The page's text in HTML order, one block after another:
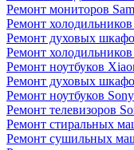
Ремонт мониторов
Ремонт
Ремонт духовых
Ремонт
Ремонт ноутбуков
Ремонт духовых
Ремонт ноутбуков Sony
Ремонт телевизоров
Ремонт стиральных
Ремонт сушильных